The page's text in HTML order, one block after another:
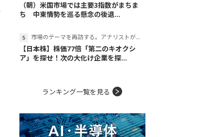
（朝）米国市場では主要3指数がまちま
ち 中東情勢を巡る懸念の後退...
市場のテーマを再訪する。アナリストが読み解くテーマの本質
【日本株】株価77倍「第二のキオクシ
ア」を探せ！次の大化け企業を探...
ランキング一覧を見る